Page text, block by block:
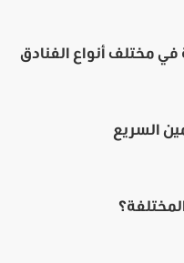
في مختلف أنواع الفنادق
السريع